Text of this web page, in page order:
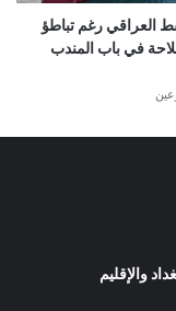
العراقي رغم تباطؤ
في باب المندب
والإقليم